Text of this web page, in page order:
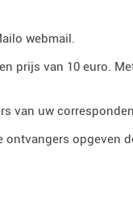
webmail.
prijs van 10 euro.
van uw
ontvangers opgeven